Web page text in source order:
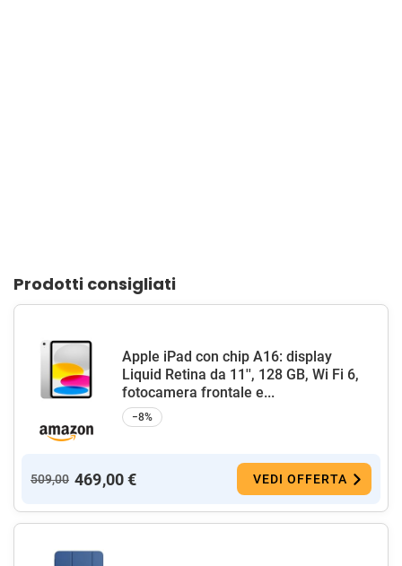
Prodotti consigliati
Apple iPad con chip A16: display
Liquid Retina da 11'', 128 GB, Wi Fi 6,
fotocamera frontale e...
−8%
509,00 469,00 € VEDI OFFERTA